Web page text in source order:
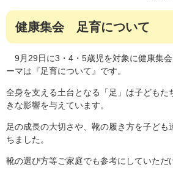
健康集会 足育について
9月29日に3・4・5歳児を対象に健康集
ーマは『足育について』です。
全身を支える土台となる「足」は子どもた
きな影響を与えています。
足の成長の大切さや、靴の履き方を子ども
ちました。
靴の選び方等ご家庭でも参考にしていただ